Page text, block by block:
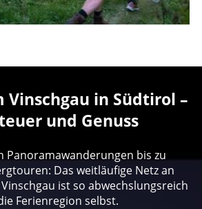
Vinschgau in Südtirol –
und Genuss
Panoramawanderungen bis zu
Das weitläufige Netz an
ist so abwechslungsreich
Ferienregion selbst.